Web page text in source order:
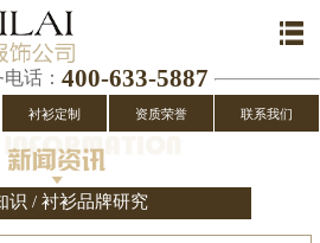
话： 400-633-5887
衬衫定制 资质荣誉 联系我们
识 / 衬衫品牌研究